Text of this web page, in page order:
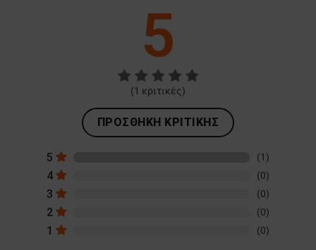
5
(1 κριτικές)
ΠΡΟΣΘΉΚΗ ΚΡΙΤΙΚΉΣ
5 (1)
4 (0)
3 (0)
2 (0)
1 (0)